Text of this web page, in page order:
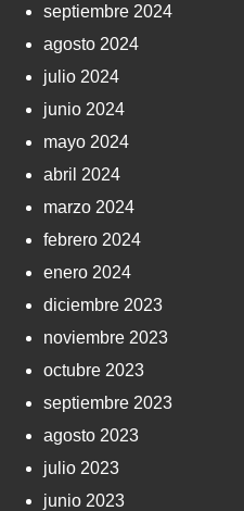
septiembre 2024
agosto 2024
julio 2024
junio 2024
mayo 2024
abril 2024
marzo 2024
febrero 2024
enero 2024
diciembre 2023
noviembre 2023
octubre 2023
septiembre 2023
agosto 2023
julio 2023
junio 2023